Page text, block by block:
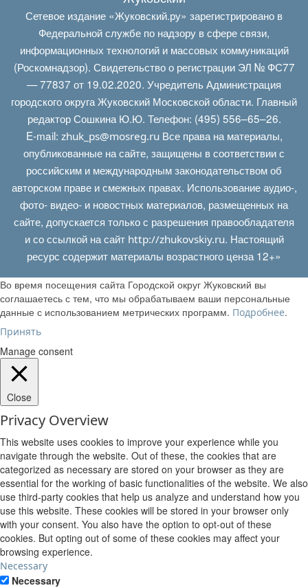
Сетевое издание «Жуковский.ру» зарегистрировано в
Федеральной службе по надзору в сфере связи,
информационных технологий и массовых коммуникаций
(Роскомнадзор). Свидетельство о регистрации ЭЛ № ФС77
— 77837 от 19.02.2020. Учредитель Администрация
городского округа Жуковский Московской области. Главный
редактор Сошкина Ю.Ю. Телефон: (495) 556–65–26.
E‑mail: zhuk_ps@mosreg.ruВсе права на материалы,
опубликованные на сайте, защищены в соответствии с
российским и международным законодательством об
авторском праве и смежных правах. Использование аудио-,
фото- видео- и новостных материалов, размещенных на
сайте, допускается только с разрешения правообладателя
и со ссылкой на сайт http://zhukovskiy.ru. Настоящий
ресурс содержит материалы возрастного ценза 12+»
Во время посещения сайта Городской округ Жуковский вы
соглашаетесь с тем, что мы обрабатываем ваши персональные
данные с использованием метрических программ. Подробнее.
Принять
Manage consent
Close
Privacy Overview
This website uses cookies to improve your experience while you
navigate through the website. Out of these, the cookies that are
categorized as necessary are stored on your browser as they are
essential for the working of basic functionalities of the website. We also
use third-party cookies that help us analyze and understand how you
use this website. These cookies will be stored in your browser only
with your consent. You also have the option to opt-out of these
cookies. But opting out of some of these cookies may affect your
browsing experience.
Necessary
Necessary